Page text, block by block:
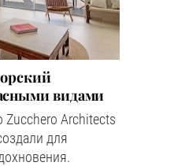
видами
Architects
для